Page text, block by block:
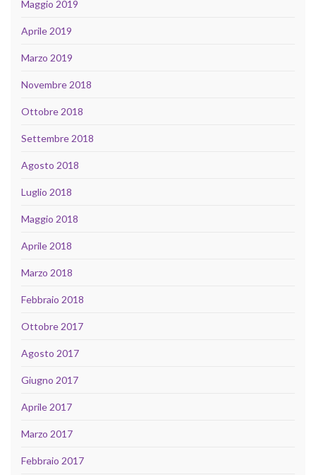
Maggio 2019
Aprile 2019
Marzo 2019
Novembre 2018
Ottobre 2018
Settembre 2018
Agosto 2018
Luglio 2018
Maggio 2018
Aprile 2018
Marzo 2018
Febbraio 2018
Ottobre 2017
Agosto 2017
Giugno 2017
Aprile 2017
Marzo 2017
Febbraio 2017